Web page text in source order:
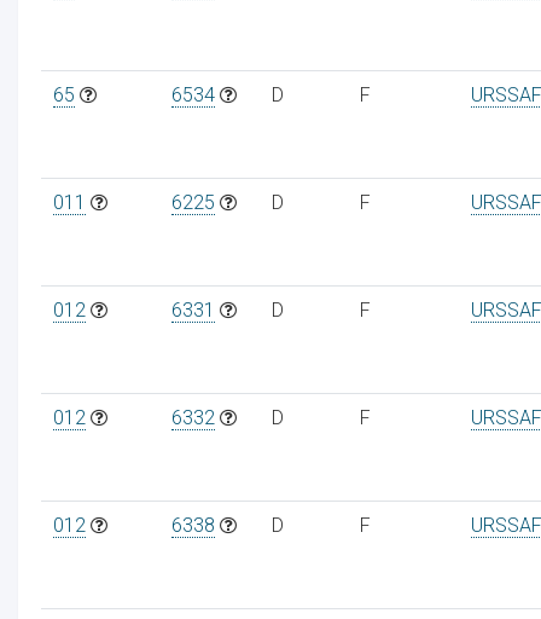
65 6534 D F
011 6225 D F
012 6331 D F
012 6332 D F
012 6338 D F